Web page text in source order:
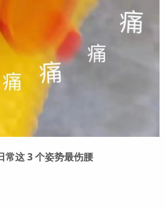
常这 3 个姿势最伤腰